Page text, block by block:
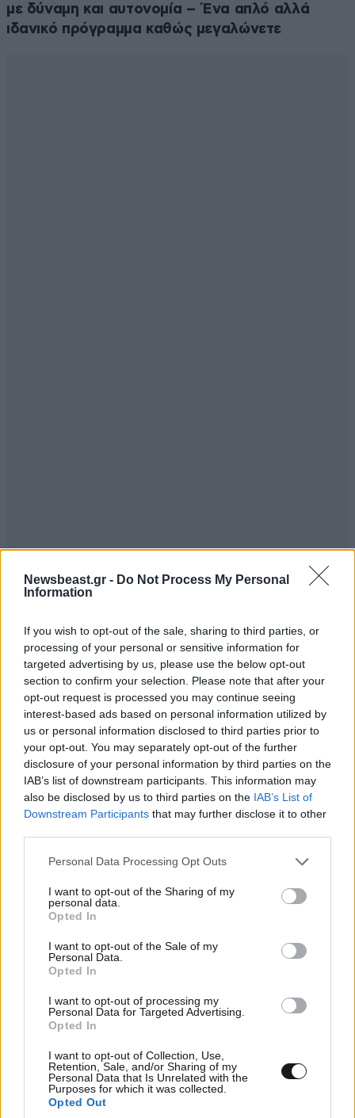
Newsbeast.gr - Do Not Process My Personal
Information
If you wish to opt-out of the sale, sharing to third parties, or
processing of your personal or sensitive information for
targeted advertising by us, please use the below opt-out
section to confirm your selection. Please note that after your
opt-out request is processed you may continue seeing
interest-based ads based on personal information utilized by
us or personal information disclosed to third parties prior to
your opt-out. You may separately opt-out of the further
disclosure of your personal information by third parties on the
IAB’s list of downstream participants. This information may
also be disclosed by us to third parties on the IAB’s List of
Downstream Participants that may further disclose it to other
Please note that this website/app uses one or more Google
not limited to your visit or usage behaviour. You may click to
grant or deny consent to Google and its third-party tags to
use your data for below specified purposes in below Google
consent section.
Personal Data Processing Opt Outs
I want to opt-out of the Sharing of my
personal data.
Opted In
I want to opt-out of the Sale of my
Personal Data.
Opted In
I want to opt-out of processing my
Personal Data for Targeted Advertising.
Opted In
I want to opt-out of Collection, Use,
Retention, Sale, and/or Sharing of my
Personal Data that Is Unrelated with the
Purposes for which it was collected.
Opted Out
με δύναμη και αυτονομία – Ένα απλό αλλά
ιδανικό πρόγραμμα καθώς μεγαλώνετε
LIFESTYLE08·08·2026 19:12
φιλιά με τον Βύρωνα Βασιλειάδη: «Καμία στιγμή
ευτυχίας δεδομένη»